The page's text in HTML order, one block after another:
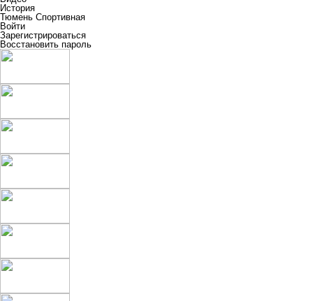
История
Тюмень Спортивная
Войти
Зарегистрироваться
Восстановить пароль